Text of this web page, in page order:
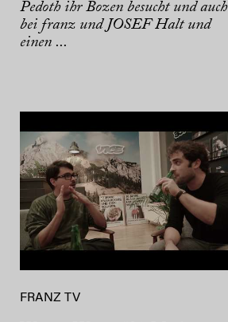
Pedoth ihr Bozen besucht und auch
bei franz und JOSEF Halt und
einen ...
FRANZ TV